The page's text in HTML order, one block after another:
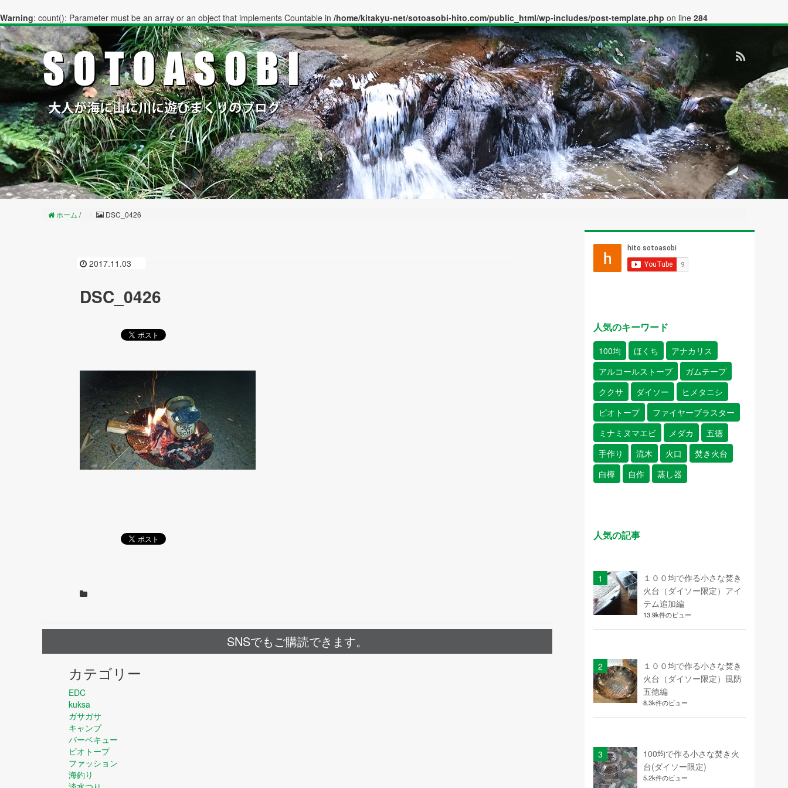
Warning: count(): Parameter must be an array or an object that implements Countable in /home/kitakyu-net/sotoasobi-hito.com/public_html/wp-includes/post-template.php on line 284
ホーム / DSC_0426
2017.11.03
DSC_0426
SNSでもご購読できます。
カテゴリー
EDC
kuksa
ガサガサ
キャンプ
バーベキュー
ビオトープ
ファッション
海釣り
人気のキーワード
100均 ほくち
アナカリス
アルコールストーブ
ガムテープ
ククサ
ダイソー
ヒメタニシ
ビオトープ
ファイヤーブラスター
ミナミヌマエビ
メダカ
五徳
手作り
流木 火口
焚き火台
白樺
自作 蒸し器
人気の記事
１００均で作る小さな焚き
火台（ダイソー限定）アイ
テム追加編
13.9k件のビュー
１００均で作る小さな焚き
火台（ダイソー限定）風防
五徳編
8.3k件のビュー
100均で作る小さな焚き火
台(ダイソー限定)
5.2k件のビュー